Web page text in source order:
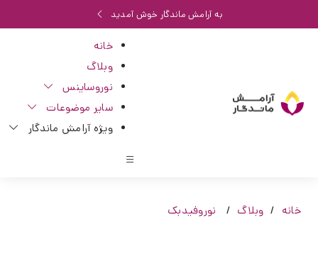
به آرامش ماندگار خوش آمدید
خانه
وبلاگ
نوروساینس
سایر موضوعات
ویژه آرامش ماندگار
خانه وبلاگ نوروفیدبک